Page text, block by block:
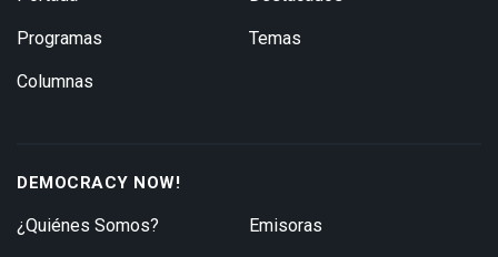
Programas
Columnas
Temas
DEMOCRACY NOW!
¿Quiénes Somos? Emisoras